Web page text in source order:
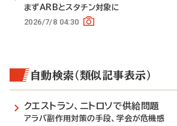
まずARBとスタチン対象に
2026/7/8 04:30
自動検索（類似記事表示）
クエストラン、ニトロソで供給問題
アラバ副作用対策の手段、学会が危機感